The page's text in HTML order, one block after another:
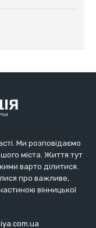
Ми розповідаємо
міста. Життя тут
варто ділитися.
про важливе,
вінницької